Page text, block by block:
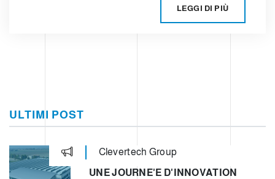
LEGGI DI PIÙ
ULTIMI POST
Clevertech Group
UNE JOURNE'E D'INNOVATION